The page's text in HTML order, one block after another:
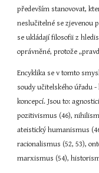
především stanovovat,
neslučitelné se zjevenou
se ukládají filosofii z
oprávněné, protože
Encyklika se v tomto
soudy učitelského úřadu
koncepcí. Jsou to:
pozitivismus (46),
ateistický humanismus
racionalismus (52, 53),
marxismus (54),